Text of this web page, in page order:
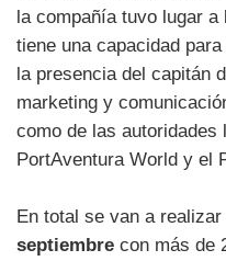
la compañía tuvo lugar
tiene una capacidad
la presencia del capitán
marketing y
como de las
PortAventura World y el
En total se van a realizar
septiembre con más de